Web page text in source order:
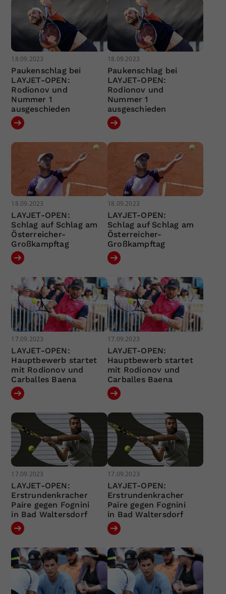
18.09.2023
Paukenschlag bei
LAYJET-OPEN:
Rodionov und
Nummer 1
ausgeschieden
18.09.2023
Paukenschlag bei
LAYJET-OPEN:
Rodionov und
Nummer 1
ausgeschieden
18.09.2023
LAYJET-OPEN:
Schlag auf Schlag am
Österreicher-
Großkampftag
18.09.2023
LAYJET-OPEN:
Schlag auf Schlag am
Österreicher-
Großkampftag
17.09.2023
LAYJET-OPEN:
Hauptbewerb startet
mit Rodionov und
Carballes Baena
17.09.2023
LAYJET-OPEN:
Hauptbewerb startet
mit Rodionov und
Carballes Baena
17.09.2023
LAYJET-OPEN:
Erstrundenkracher
Paire gegen Fognini
in Bad Waltersdorf
17.09.2023
LAYJET-OPEN:
Erstrundenkracher
Paire gegen Fognini
in Bad Waltersdorf